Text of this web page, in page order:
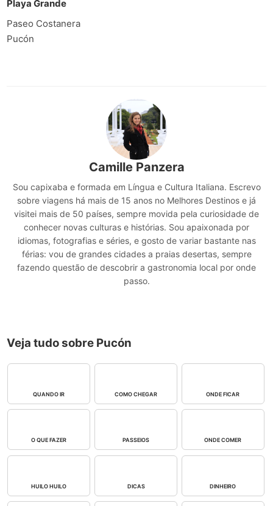
Playa Grande
Paseo Costanera
Pucón
Camille Panzera
Sou capixaba e formada em Língua e Cultura Italiana. Escrevo
sobre viagens há mais de 15 anos no Melhores Destinos e já
visitei mais de 50 países, sempre movida pela curiosidade de
conhecer novas culturas e histórias. Sou apaixonada por
idiomas, fotografias e séries, e gosto de variar bastante nas
férias: vou de grandes cidades a praias desertas, sempre
fazendo questão de descobrir a gastronomia local por onde
passo.
Veja tudo sobre Pucón
QUANDO IR COMO CHEGAR ONDE FICAR
O QUE FAZER PASSEIOS ONDE COMER
HUILO HUILO DICAS DINHEIRO